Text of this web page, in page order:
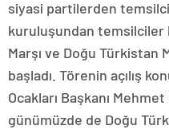
siyasi partilerden
kuruluşundan temsilciler
Marşı ve Doğu Türkistan
başladı. Törenin açılış
Ocakları Başkanı
günümüzde de Doğu